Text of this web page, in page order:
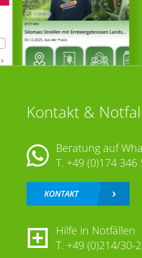
Kontakt &
Beratung auf
T. +49 (0)174 346
KONTAKT
Hilfe in Notfällen
T. +49 (0)214/30-